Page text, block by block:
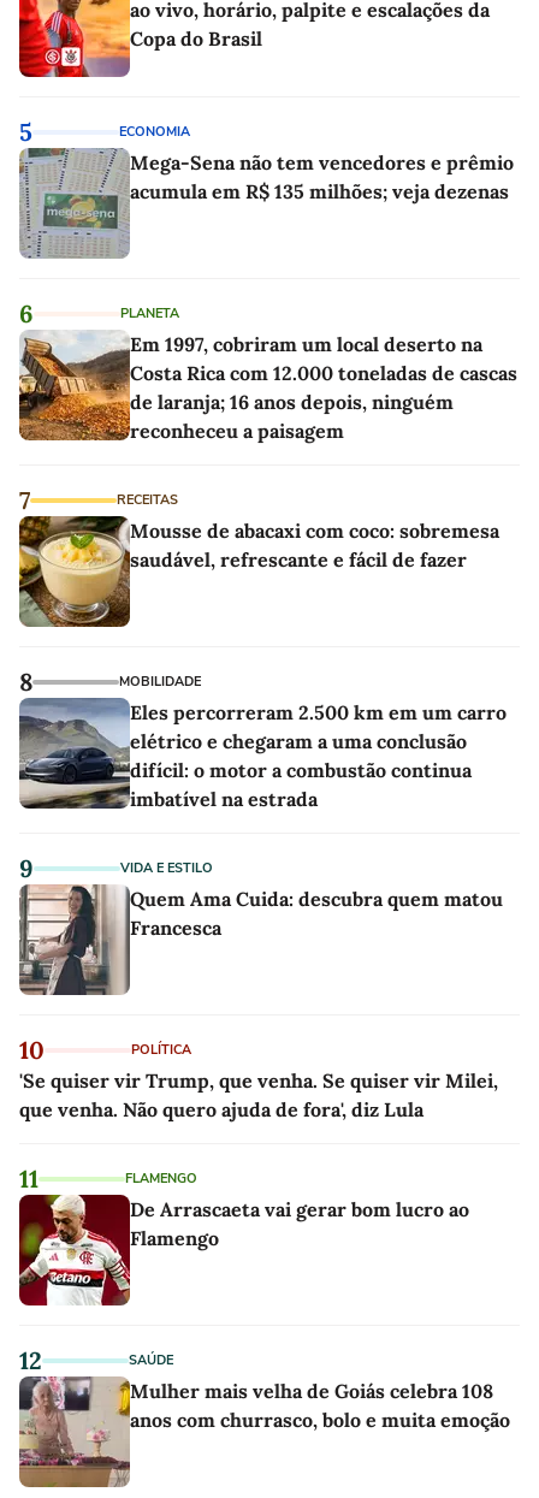
ao vivo, horário, palpite e escalações da
Copa do Brasil
5 ECONOMIA
Mega-Sena não tem vencedores e prêmio
acumula em R$ 135 milhões; veja dezenas
6 PLANETA
Em 1997, cobriram um local deserto na
Costa Rica com 12.000 toneladas de cascas
de laranja; 16 anos depois, ninguém
reconheceu a paisagem
7 RECEITAS
Mousse de abacaxi com coco: sobremesa
saudável, refrescante e fácil de fazer
8 MOBILIDADE
Eles percorreram 2.500 km em um carro
elétrico e chegaram a uma conclusão
difícil: o motor a combustão continua
imbatível na estrada
9 VIDA E ESTILO
Quem Ama Cuida: descubra quem matou
Francesca
10 POLÍTICA
'Se quiser vir Trump, que venha. Se quiser vir Milei,
que venha. Não quero ajuda de fora', diz Lula
11 FLAMENGO
De Arrascaeta vai gerar bom lucro ao
Flamengo
12 SAÚDE
Mulher mais velha de Goiás celebra 108
anos com churrasco, bolo e muita emoção